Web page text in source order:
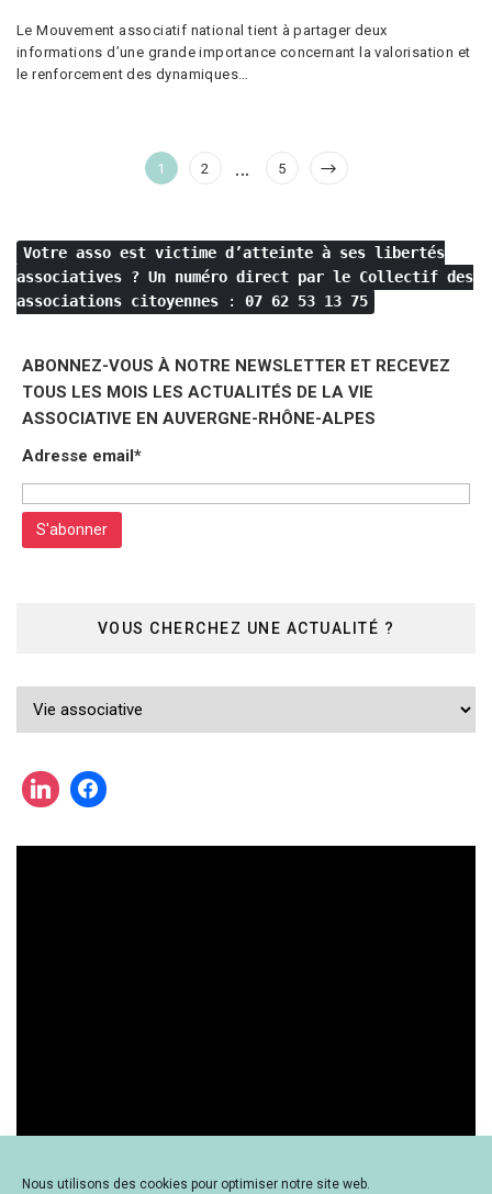
Nous utilisons des cookies pour optimiser notre site web.
Le Mouvement associatif national tient à partager deux
informations d’une grande importance concernant la valorisation et
le renforcement des dynamiques…
Pagination
Page
1 Page
2 … Page
5
Votre asso est victime d’atteinte à ses libertés
associatives ? Un numéro direct par le Collectif des
associations citoyennes : 07 62 53 13 75
ABONNEZ-VOUS À NOTRE NEWSLETTER ET RECEVEZ
TOUS LES MOIS LES ACTUALITÉS DE LA VIE
ASSOCIATIVE EN AUVERGNE-RHÔNE-ALPES
Adresse email*
VOUS CHERCHEZ UNE ACTUALITÉ ?
Vous
actualité
?